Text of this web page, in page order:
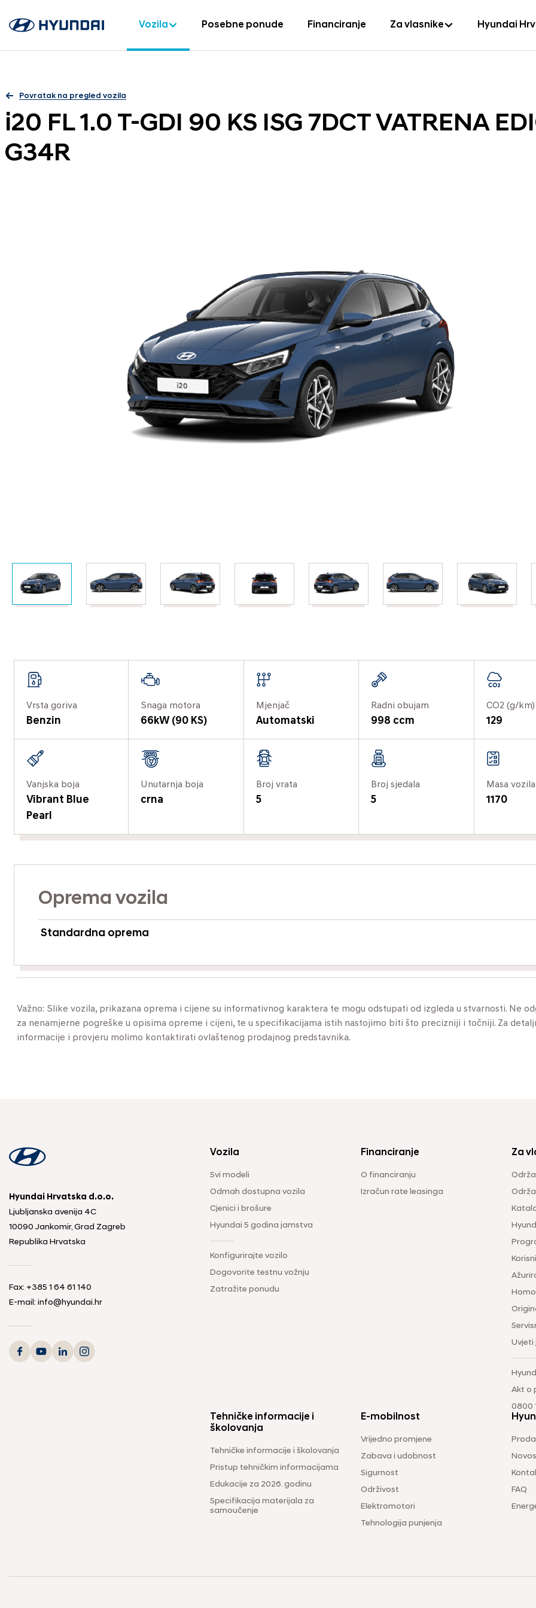
Vozila Posebne ponude Financiranje Za vlasnike Hyundai
Povratak na pregled vozila
i20 FL 1.0 T-GDI 90 KS ISG 7DCT VATRENA
G34R
Vrsta goriva
Benzin
Snaga motora
66kW (90 KS)
Mjenjač
Automatski
Radni obujam
998 ccm
CO2 (g/km)
129
Vanjska boja
Vibrant Blue
Pearl
Unutarnja boja
crna
Broj vrata
5
Broj sjedala
5
Masa
1170
Oprema vozila
Standardna oprema
Važno: Slike vozila, prikazana oprema i cijene su informativnog karaktera te mogu odstupati od izgleda u stvarnosti. Ne
za nenamjerne pogreške u opisima opreme i cijeni, te u specifikacijama istih nastojimo biti što precizniji i točniji. Za
informacije i provjeru molimo kontaktirati ovlaštenog prodajnog predstavnika.
Hyundai Hrvatska d.o.o.
Ljubljanska avenija 4C
10090 Jankomir, Grad Zagreb
Republika Hrvatska
Fax: +385 1 64 61 140
E-mail: info@hyundai.hr
Vozila
Svi modeli
Odmah dostupna vozila
Cjenici i brošure
Hyundai 5 godina jamstva
Konfigurirajte vozilo
Dogovorite testnu vožnju
Zatražite ponudu
Financiranje
O financiranju
Izračun rate leasinga
Za
Uvjeti
Akt o
0800
Tehničke informacije i
školovanja
Tehničke informacije i školovanja
Pristup tehničkim informacijama
Edukacije za 2026. godinu
Specifikacija materijala za
samoučenje
E-mobilnost
Vrijedno promjene
Zabava i udobnost
Sigurnost
Održivost
Elektromotori
Tehnologija punjenja
FAQ